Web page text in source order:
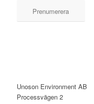
Prenumerera
Unoson Environment AB
Processvägen 2